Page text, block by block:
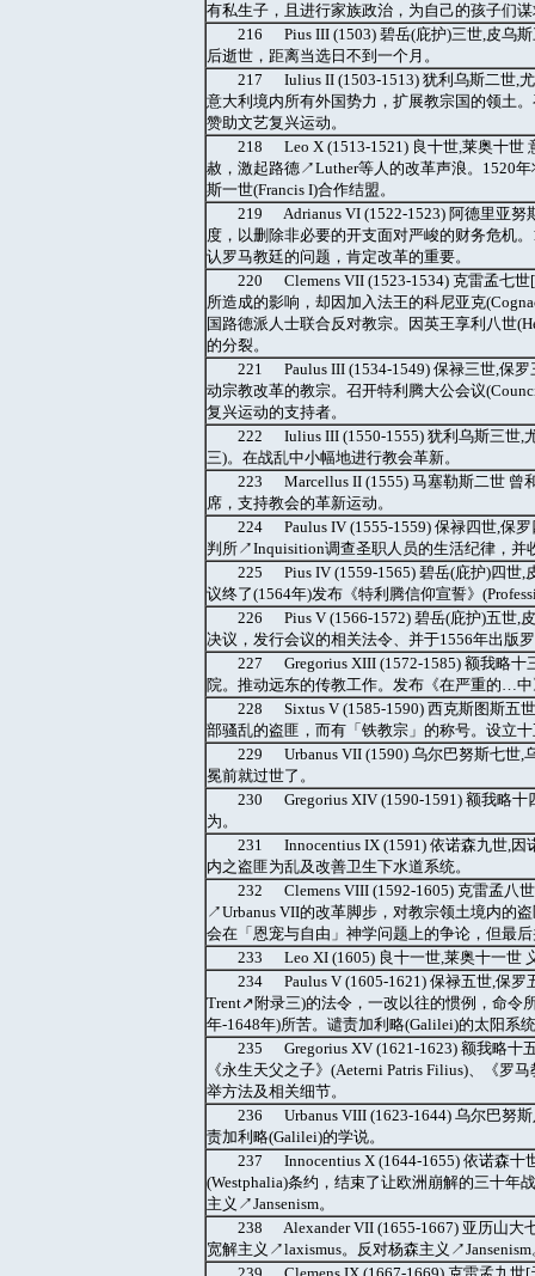
有私生子，且进行家族政治，为自己的孩子们
216 Pius III (1503) 碧岳(庇护)三世,皮乌
后逝世，距离当选日不到一个月。
217 Iulius II (1503-1513) 犹利乌斯二世,
意大利境内所有外国势力，扩展教宗国的领土
赞助文艺复兴运动。
218 Leo X (1513-1521) 良十世,莱奥十世
赦，激起路德↗Luther等人的改革声浪。1520
斯一世(Francis I)合作结盟。
219 Adrianus VI (1522-1523) 阿德里亚努
度，以删除非必要的开支面对严峻的财务危机
认罗马教廷的问题，肯定改革的重要。
220 Clemens VII (1523-1534) 克雷孟七
所造成的影响，却因加入法王的科尼亚克
国路德派人士联合反对教宗。因英王享利八世
的分裂。
221 Paulus III (1534-1549) 保禄三世,保
动宗教改革的教宗。召开特利腾大公会议
复兴运动的支持者。
222 Iulius III (1550-1555) 犹利乌斯三世,
三)。在战乱中小幅地进行教会革新。
223 Marcellus II (1555) 马塞勒斯二世 曾
席，支持教会的革新运动。
224 Paulus IV (1555-1559) 保禄四世,保
判所↗Inquisition调查圣职人员的生活纪律，
225 Pius IV (1559-1565) 碧岳(庇护)四世,
议终了(1564年)发布《特利腾信仰宣誓》
226 Pius V (1566-1572) 碧岳(庇护)五世,
决议，发行会议的相关法令、并于1556年出版
227 Gregorius XIII (1572-1585) 额我略十
院。推动远东的传教工作。发布《在严重的…中
228 Sixtus V (1585-1590) 西克斯图斯五
部骚乱的盗匪，而有「铁教宗」的称号。设立
229 Urbanus VII (1590) 乌尔巴努斯七世,
冕前就过世了。
230 Gregorius XIV (1590-1591) 额我略十
为。
231 Innocentius IX (1591) 依诺森九世,因
内之盗匪为乱及改善卫生下水道系统。
232 Clemens VIII (1592-1605) 克雷孟八
↗Urbanus VII的改革脚步，对教宗领土境内的
会在「恩宠与自由」神学问题上的争论，但最
233 Leo XI (1605) 良十一世,莱奥十一世
234 Paulus V (1605-1621) 保禄五世,保罗
Trent↗附录三)的法令，一改以往的惯例，命令
年-1648年)所苦。谴责加利略(Galilei)的太阳系
235 Gregorius XV (1621-1623) 额我略十
《永生天父之子》(Aeterni Patris Filius)、《罗
举方法及相关细节。
236 Urbanus VIII (1623-1644) 乌尔巴努
责加利略(Galilei)的学说。
237 Innocentius X (1644-1655) 依诺森十
(Westphalia)条约，结束了让欧洲崩解的三十年
主义↗Jansenism。
238 Alexander VII (1655-1667) 亚历山大
宽解主义↗laxismus。反对杨森主义↗Jansenism